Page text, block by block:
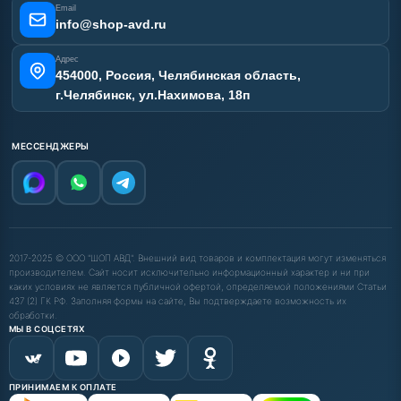
Email
info@shop-avd.ru
Адрес
454000, Россия, Челябинская область,
г.Челябинск, ул.Нахимова, 18п
МЕССЕНДЖЕРЫ
2017-2025 © ООО "ШОП АВД". Внешний вид товаров и комплектация могут изменяться
производителем. Сайт носит исключительно информационный характер и ни при
каких условиях не является публичной офертой, определяемой положениями Статьи
437 (2) ГК РФ. Заполняя формы на сайте, Вы подтверждаете возможность их
обработки.
МЫ В СОЦСЕТЯХ
ПРИНИМАЕМ К ОПЛАТЕ